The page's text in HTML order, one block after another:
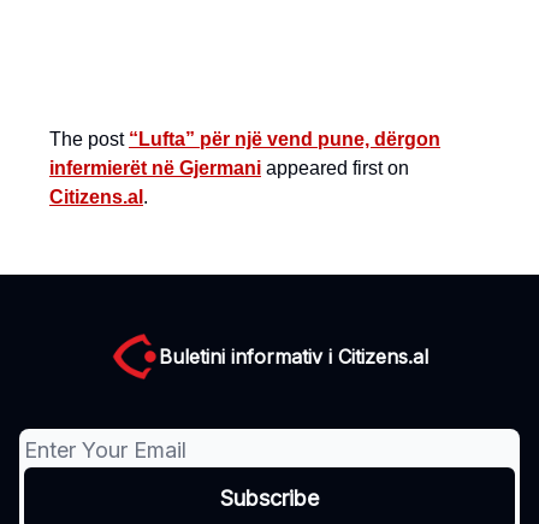
The post “Lufta” për një vend pune, dërgon
infermierët në Gjermani appeared first on
Citizens.al .
Buletini informativ i Citizens.al